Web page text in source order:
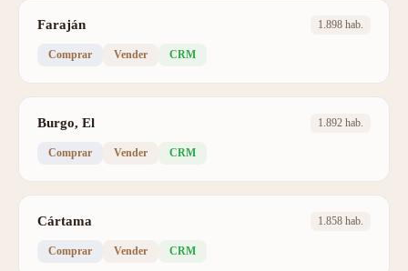
Faraján 1.898 hab.
Comprar Vender CRM
Burgo, El 1.892 hab.
Comprar Vender CRM
Cártama 1.858 hab.
Comprar Vender CRM